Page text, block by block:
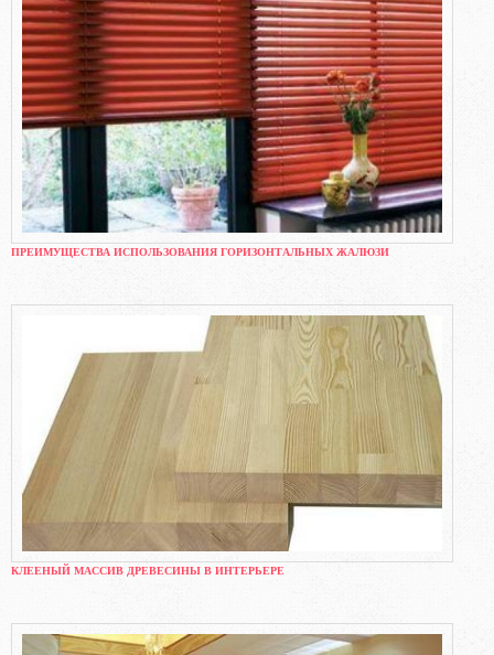
ПРЕИМУЩЕСТВА ИСПОЛЬЗОВАНИЯ ГОРИЗОНТАЛЬНЫХ ЖАЛЮЗИ
КЛЕЕНЫЙ МАССИВ ДРЕВЕСИНЫ В ИНТЕРЬЕРЕ